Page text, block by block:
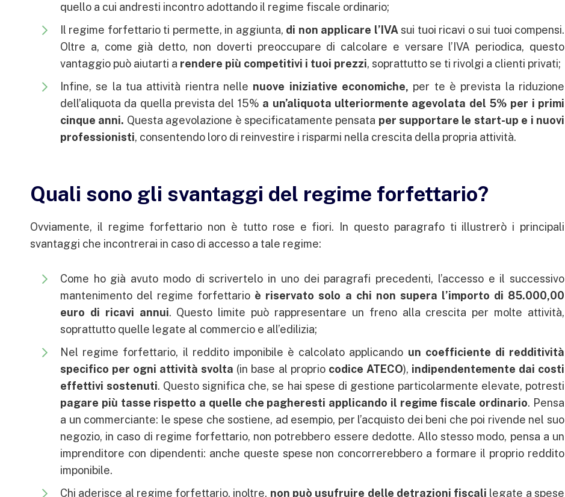
quello a cui andresti incontro adottando il regime fiscale ordinario;
Il regime forfettario ti permette, in aggiunta, di non applicare l’IVAsui tuoi ricavi o sui tuoi compensi.
Oltre a, come già detto, non doverti preoccupare di calcolare e versare l’IVA periodica, questo
vantaggio può aiutarti a rendere più competitivi i tuoi prezzi, soprattutto se ti rivolgi a clienti privati;
Infine, se la tua attività rientra nelle nuove iniziative economiche, per te è prevista la riduzione
dell’aliquota da quella prevista del 15% a un’aliquota ulteriormente agevolata del 5% per i primi
cinque anni. Questa agevolazione è specificatamente pensata per supportare le start-up e i nuovi
professionisti, consentendo loro di reinvestire i risparmi nella crescita della propria attività.
Quali sono gli svantaggi del regime forfettario?
Ovviamente, il regime forfettario non è tutto rose e fiori. In questo paragrafo ti illustrerò i principali
svantaggi che incontrerai in caso di accesso a tale regime:
Come ho già avuto modo di scrivertelo in uno dei paragrafi precedenti, l’accesso e il successivo
mantenimento del regime forfettario è riservato solo a chi non supera l’importo di 85.000,00
euro di ricavi annui. Questo limite può rappresentare un freno alla crescita per molte attività,
soprattutto quelle legate al commercio e all’edilizia;
Nel regime forfettario, il reddito imponibile è calcolato applicando un coefficiente di redditività
specifico per ogni attività svolta (in base al proprio codice ATECO), indipendentemente dai costi
effettivi sostenuti. Questo significa che, se hai spese di gestione particolarmente elevate, potresti
pagare più tasse rispetto a quelle che pagheresti applicando il regime fiscale ordinario. Pensa
a un commerciante: le spese che sostiene, ad esempio, per l’acquisto dei beni che poi rivende nel suo
negozio, in caso di regime forfettario, non potrebbero essere dedotte. Allo stesso modo, pensa a un
imprenditore con dipendenti: anche queste spese non concorrerebbero a formare il proprio reddito
imponibile.
Chi aderisce al regime forfettario, inoltre, non può usufruire delle detrazioni fiscali legate a spese